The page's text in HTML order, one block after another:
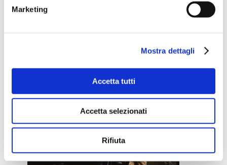
Marketing
Mostra dettagli
Accetta tutti
Accetta selezionati
Rifiuta